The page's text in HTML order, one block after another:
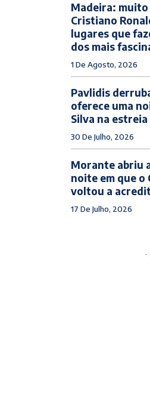
Madeira: muito
Cristiano
lugares que
dos mais
1 De Agosto, 2026
Pavlidis
oferece uma
Silva na estreia
30 De Julho, 2026
Morante abriu
noite em que o
voltou a
17 De Julho, 2026
-